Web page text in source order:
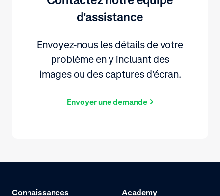
d'assistance
Envoyez-nous les détails de votre
problème en y incluant des
images ou des captures d'écran.
Envoyer une demande
Connaissances
Academy